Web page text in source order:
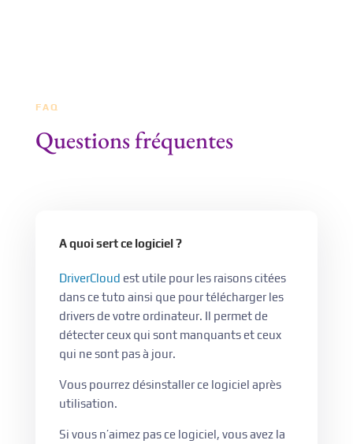
FAQ
Questions fréquentes
A quoi sert ce logiciel ?
DriverCloud est utile pour les raisons citées
dans ce tuto ainsi que pour télécharger les
drivers de votre ordinateur. Il permet de
détecter ceux qui sont manquants et ceux
qui ne sont pas à jour.
Vous pourrez désinstaller ce logiciel après
utilisation.
Si vous n’aimez pas ce logiciel, vous avez la